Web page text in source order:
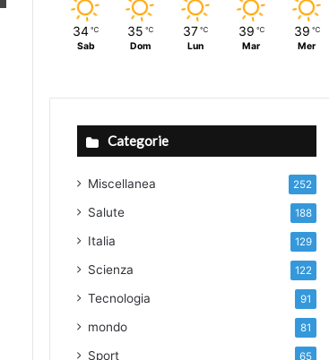
34 ℃
Sab
35 ℃
Dom
37 ℃
Lun
39 ℃
Mar
39 ℃
Mer
Categorie
Miscellanea 252
Salute 188
Italia 129
Scienza 122
Tecnologia 91
mondo 81
Sport 65